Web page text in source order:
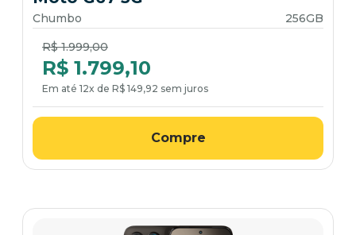
Chumbo
256GB
Price reduced from
R$ 1.999,00
to
R$ 1.799,10
Em até 12x de R$ 149,92 sem juros
Compre